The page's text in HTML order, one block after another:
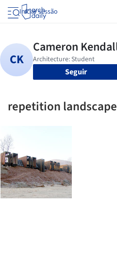
Iniciar sessão
Seguir
repetition landscape